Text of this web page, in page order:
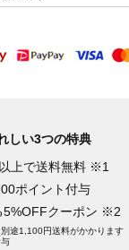
しい3つの特典
上で送料無料 ※1
ポイント付与
5%OFFクーポン ※2
途1,100円送料がかかります